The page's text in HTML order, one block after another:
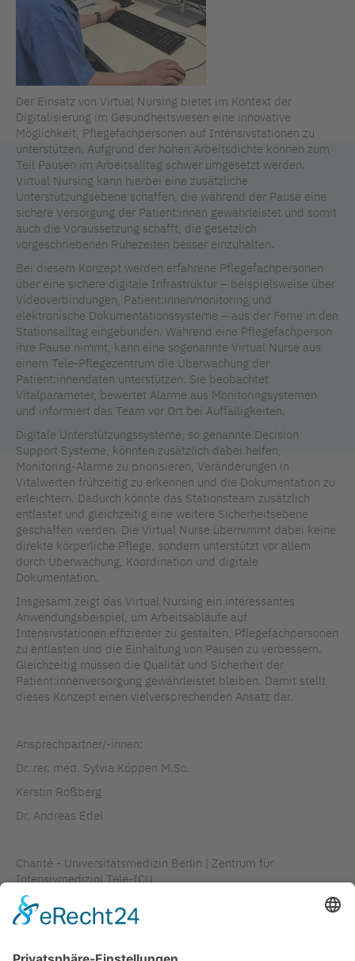
Der Einsatz von Virtual Nursing bietet im Kontext der
Digitalisierung im Gesundheitswesen eine innovative
Möglichkeit, Pflegefachpersonen auf Intensivstationen zu
unterstützen. Aufgrund der hohen Arbeitsdichte können zum
Teil Pausen im Arbeitsalltag schwer umgesetzt werden.
Virtual Nursing kann hierbei eine zusätzliche
Unterstützungsebene schaffen, die während der Pause eine
sichere Versorgung der Patient:innen gewährleistet und somit
auch die Voraussetzung schafft, die gesetzlich
vorgeschriebenen Ruhezeiten besser einzuhalten.
Bei diesem Konzept werden erfahrene Pflegefachpersonen
über eine sichere digitale Infrastruktur – beispielsweise über
Videoverbindungen, Patient:innenmonitoring und
elektronische Dokumentationssysteme – aus der Ferne in den
Stationsalltag eingebunden. Während eine Pflegefachperson
ihre Pause nimmt, kann eine sogenannte Virtual Nurse aus
einem Tele-Pflegezentrum die Überwachung der
Patient:innendaten unterstützen. Sie beobachtet
Vitalparameter, bewertet Alarme aus Monitoringsystemen
und informiert das Team vor Ort bei Auffälligkeiten.
Digitale Unterstützungssysteme, so genannte Decision
Support Systeme, könnten zusätzlich dabei helfen,
Monitoring-Alarme zu priorisieren, Veränderungen in
Vitalwerten frühzeitig zu erkennen und die Dokumentation zu
erleichtern. Dadurch könnte das Stationsteam zusätzlich
entlastet und gleichzeitig eine weitere Sicherheitsebene
geschaffen werden. Die Virtual Nurse übernimmt dabei keine
direkte körperliche Pflege, sondern unterstützt vor allem
durch Überwachung, Koordination und digitale
Dokumentation.
Insgesamt zeigt das Virtual Nursing ein interessantes
Anwendungsbeispiel, um Arbeitsabläufe auf
Intensivstationen effizienter zu gestalten, Pflegefachpersonen
zu entlasten und die Einhaltung von Pausen zu verbessern.
Gleichzeitig müssen die Qualität und Sicherheit der
Patient:innenversorgung gewährleistet bleiben. Damit stellt
dieses Konzept einen vielversprechenden Ansatz dar.
Ansprechpartner/-innen:
Dr. rer. med. Sylvia Köppen M.Sc.
Kerstin Roßberg
Dr. Andreas Edel
Charité - Universitätsmedizin Berlin | Zentrum für
Intensivmedizin| Tele-ICU
Artikel- und Bildrechte: Charité – Universitätsmedizin Berlin,